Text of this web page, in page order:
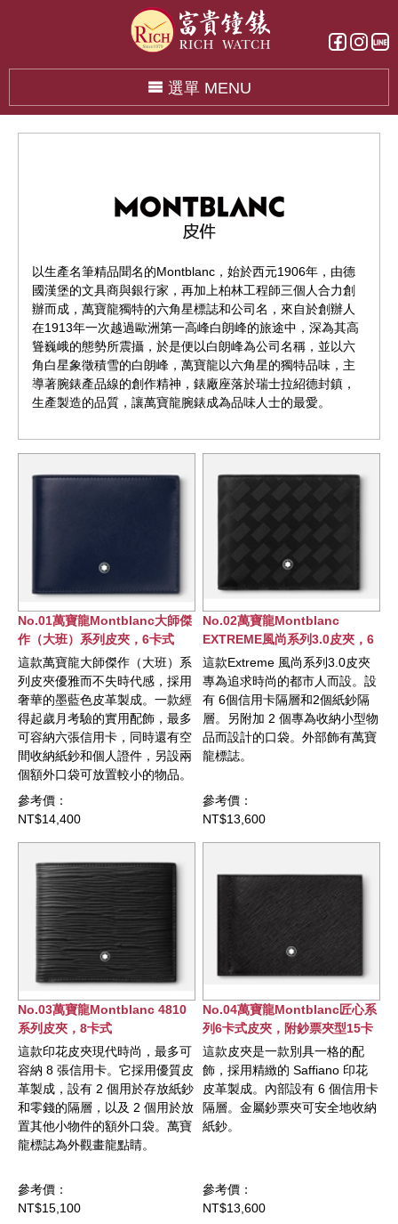
選單 MENU
以生產名筆精品聞名的Montblanc，始於西元1906年，由德
國漢堡的文具商與銀行家，再加上柏林工程師三個人合力創
辦而成，萬寶龍獨特的六角星標誌和公司名，來自於創辦人
在1913年一次越過歐洲第一高峰白朗峰的旅途中，深為其高
聳巍峨的態勢所震攝，於是便以白朗峰為公司名稱，並以六
角白星象徵積雪的白朗峰，萬寶龍以六角星的獨特品味，主
導著腕錶產品線的創作精神，錶廠座落於瑞士拉紹德封鎮，
生產製造的品質，讓萬寶龍腕錶成為品味人士的最愛。
No.01萬寶龍Montblanc大師傑
作（大班）系列皮夾，6卡式
這款萬寶龍大師傑作（大班）系
列皮夾優雅而不失時代感，採用
奢華的墨藍色皮革製成。一款經
得起歲月考驗的實用配飾，最多
可容納六張信用卡，同時還有空
間收納紙鈔和個人證件，另設兩
個額外口袋可放置較小的物品。
參考價：
NT$14,400
No.02萬寶龍Montblanc
EXTREME風尚系列3.0皮夾，6
卡式
這款Extreme 風尚系列3.0皮夾
專為追求時尚的都市人而設。設
有 6個信用卡隔層和2個紙鈔隔
層。另附加 2 個專為收納小型物
品而設計的口袋。外部飾有萬寶
龍標誌。
參考價：
NT$13,600
No.03萬寶龍Montblanc 4810
系列皮夾，8卡式
這款印花皮夾現代時尚，最多可
容納 8 張信用卡。它採用優質皮
革製成，設有 2 個用於存放紙鈔
和零錢的隔層，以及 2 個用於放
置其他小物件的額外口袋。萬寶
龍標誌為外觀畫龍點睛。
參考價：
NT$15,100
No.04萬寶龍Montblanc匠心系
列6卡式皮夾，附鈔票夾型15卡
式皮夾
這款皮夾是一款別具一格的配
飾，採用精緻的 Saffiano 印花
皮革製成。內部設有 6 個信用卡
隔層。金屬鈔票夾可安全地收納
紙鈔。
參考價：
NT$13,600